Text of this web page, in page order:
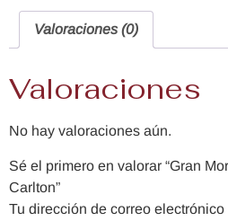
Valoraciones (0)
Valoraciones
No hay valoraciones aún.
Sé el primero en valorar “Gran
Carlton”
Tu dirección de correo